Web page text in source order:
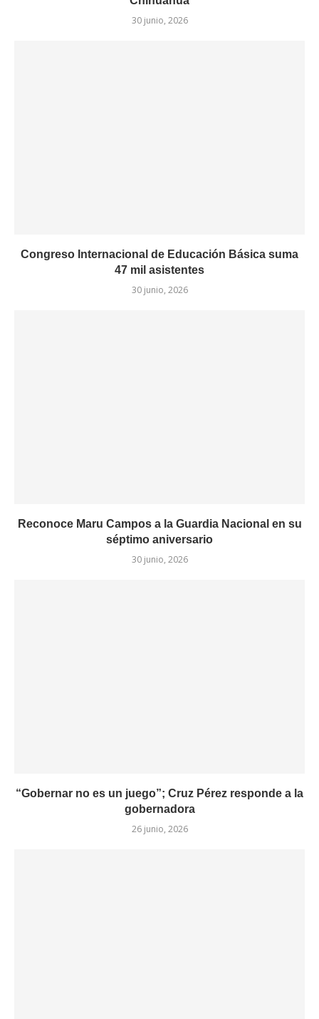
30 junio, 2026
Congreso Internacional de Educación Básica suma
47 mil asistentes
30 junio, 2026
Reconoce Maru Campos a la Guardia Nacional en su
séptimo aniversario
30 junio, 2026
“Gobernar no es un juego”; Cruz Pérez responde a la
gobernadora
26 junio, 2026